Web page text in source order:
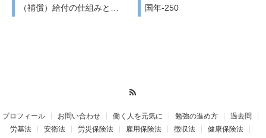
（補償）給付の仕組みと…
国年-250
プロフィール お問い合わせ 働く人を元気に 勉強の進め方
過去問
労基法
安衛法 労災保険法 雇用保険法 徴収法 健康保険法